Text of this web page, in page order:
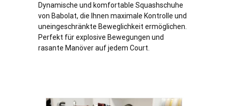
Dynamische und komfortable Squashschuhe
von Babolat, die Ihnen maximale Kontrolle und
uneingeschränkte Beweglichkeit ermöglichen.
Perfekt für explosive Bewegungen und
rasante Manöver auf jedem Court.